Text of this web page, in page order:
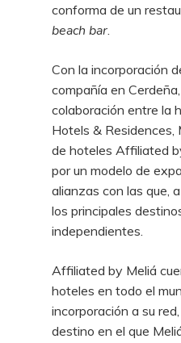
conforma de un
beach bar.
Con la incorporación
compañía en
colaboración entre la
Hotels & Residences,
de hoteles Affiliated
por un modelo de
alianzas con las que,
los principales
independientes.
Affiliated by Meliá
hoteles en todo el
incorporación a su
destino en el que